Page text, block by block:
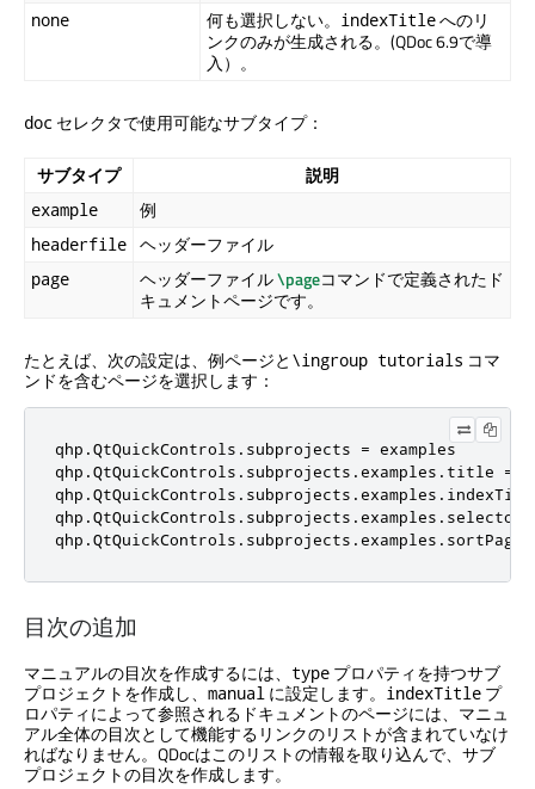
none 何も選択しない。 indexTitleへのリ
ンクのみが生成される。(QDoc 6.9で導
入）。
doc セレクタで使用可能なサブタイプ：
サブタイプ 説明
example 例
headerfile ヘッダーファイル
page ヘッダーファイル\pageコマンドで定義されたド
キュメントページです。
たとえば、次の設定は、例ページと \ingroup tutorials コマ
ンドを含むページを選択します：
qhp.QtQuickControls.subprojects = examples
qhp.QtQuickControls.subprojects.examples.title =
目次の追加
マニュアルの目次を作成するには、 type プロパティを持つサブ
プロジェクトを作成し、 manual に設定します。 indexTitle プ
ロパティによって参照されるドキュメントのページには、マニュ
アル全体の目次として機能するリンクのリストが含まれていなけ
ればなりません。QDocはこのリストの情報を取り込んで、サブ
プロジェクトの目次を作成します。